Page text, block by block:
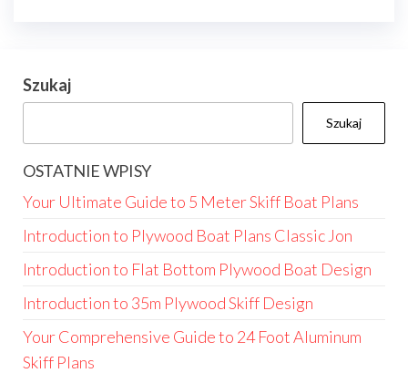
Szukaj
Szukaj
OSTATNIE WPISY
Your Ultimate Guide to 5 Meter Skiff Boat Plans
Introduction to Plywood Boat Plans Classic Jon
Introduction to Flat Bottom Plywood Boat Design
Introduction to 35m Plywood Skiff Design
Your Comprehensive Guide to 24 Foot Aluminum
Skiff Plans